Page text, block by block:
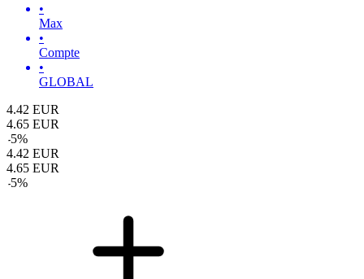
•
Max
•
Compte
•
GLOBAL
4.42 EUR
4.65 EUR
-5%
4.42 EUR
4.65 EUR
-5%